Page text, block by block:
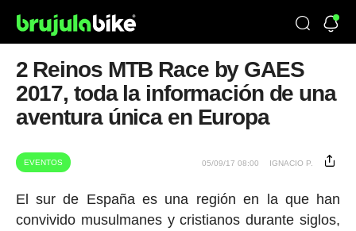
2 Reinos MTB Race by GAES
2017, toda la información de una
aventura única en Europa
EVENTOS 05/09/17 08:00 IGNACIO P.
El sur de España es una región en la que han
convivido musulmanes y cristianos durante siglos,